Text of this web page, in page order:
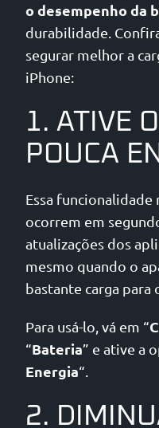
o desempenho da
durabilidade.
segurar melhor a
iPhone:
1. ATIVE
POUCA
Essa
ocorrem em
atualizações dos
mesmo quando o
bastante carga para
Para usá-lo, vá em “
“Bateria” e ative a
Energia“.
2.